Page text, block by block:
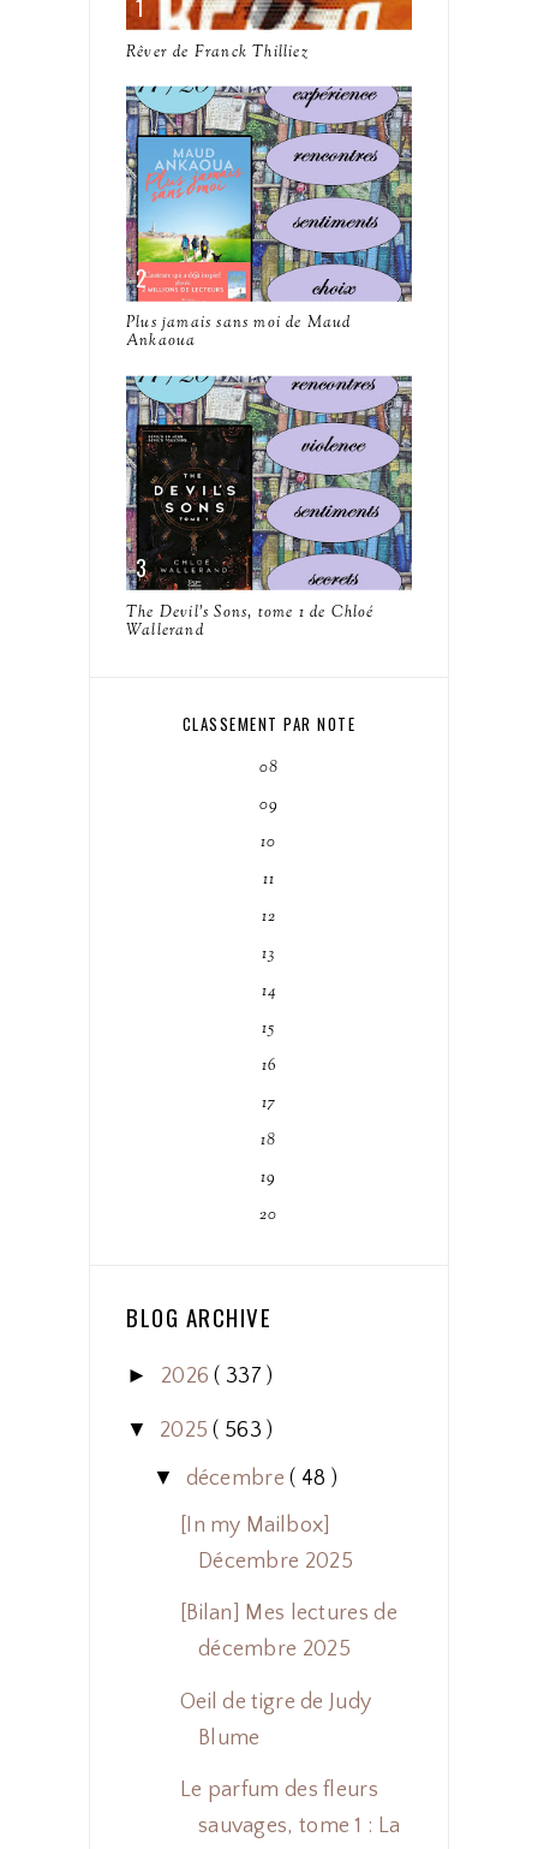
Rêver de Franck Thilliez
Plus jamais sans moi de Maud
Ankaoua
The Devil's Sons, tome 1 de Chloé
Wallerand
CLASSEMENT PAR NOTE
08
09
10
11
12
13
14
15
16
17
18
19
20
BLOG ARCHIVE
► 2026( 337 )
▼ 2025( 563 )
▼
décembre( 48 )
[In my Mailbox]
Décembre 2025
[Bilan] Mes lectures de
décembre 2025
Oeil de tigre de Judy
Blume
Le parfum des fleurs
sauvages, tome 1 : La